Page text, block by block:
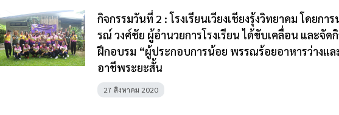
กิจกรรมวันที่ 2 : โรงเรียนเวียงเชียงรุ้งวิทยาคม โดยก
รณ์ วงศ์ชัย ผู้อำนวยการโรงเรียน ได้ขับเคลื่อน และจัด
ฝึกอบรม “ผู้ประกอบการน้อย พรรณร้อยอาหารว่างแล
อาชีพระยะสั้น
27 สิงหาคม 2020